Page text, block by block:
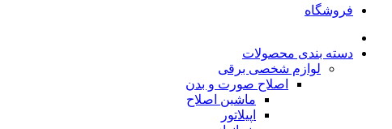
فروشگاه
دسته بندی محصولات
لوازم شخصی برقی
اصلاح صورت و بدن
ماشین اصلاح
اپیلاتور